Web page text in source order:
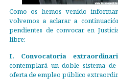
Como os hemos venido
volvemos a aclarar a
pendientes de convocar en
libre:
I. Convocatoria
contemplará un doble sistema
oferta de empleo público